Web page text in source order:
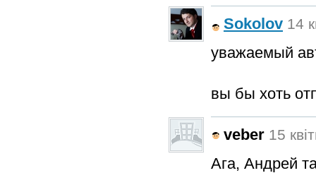
Sokolov 14
уважаемый
вы бы хоть
veber 15
Ага, Андрей